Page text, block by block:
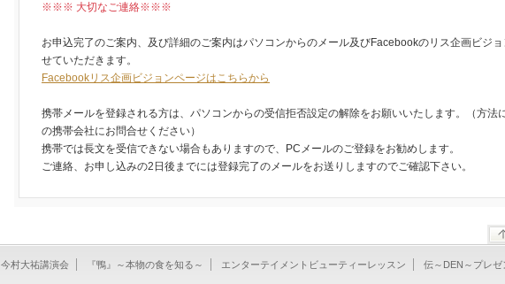
※※※ 大切なご連絡※※※
お申込完了のご案内、及び詳細のご案内はパソコンからのメール及びFacebookのリス企画ビジ
せていただきます。
Facebookリス企画ビジョンページはこちらから
携帯メールを登録される方は、パソコンからの受信拒否設定の解除をお願いいたします。（方法
の携帯会社にお問合せください）
携帯では長文を受信できない場合もありますので、PCメールのご登録をお勧めします。
ご連絡、お申し込みの2日後までには登録完了のメールをお送りしますのでご確認下さい。
今村大祐講演会 『鴨』～本物の食を知る～ エンターテイメントビューティーレッスン
伝～DEN～プレ